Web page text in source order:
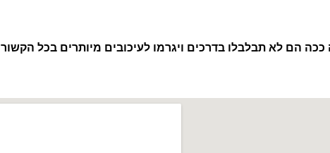
הם לא תבלבלו בדרכים ויגרמו לעיכובים מיותרים בכל הקשור